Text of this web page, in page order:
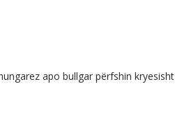
apo bullgar përfshin kryesisht